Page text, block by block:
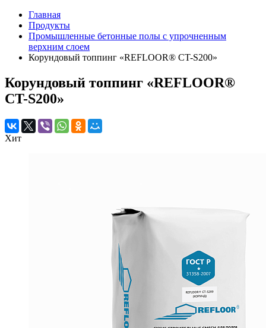
Главная
Продукты
Промышленные бетонные полы с упрочненным
верхним слоем
Корундовый топпинг «REFLOOR® CT-S200»
Корундовый топпинг «REFLOOR®
CT-S200»
Хит